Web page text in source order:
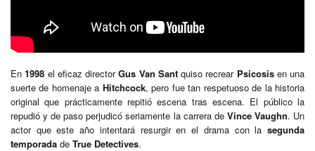
En1998 el eficaz directorGus Van Santquiso recrear Psicosisen una
suerte de homenaje a Hitchcock, pero fue tan respetuoso de la historia
original que prácticamente repitió escena tras escena. El público la
repudió y de paso perjudicó seriamente la carrera de Vince Vaughn. Un
actor que este año intentará resurgir en el drama con la segunda
temporada de True Detectives.